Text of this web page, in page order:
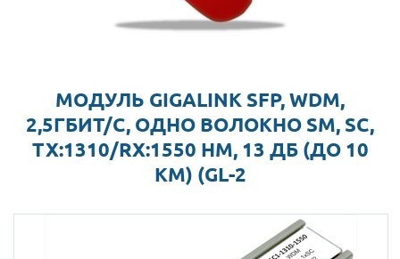
МОДУЛЬ GIGALINK SFP, WDM,
2,5ГБИТ/С, ОДНО ВОЛОКНО SM, SC,
TX:1310/RX:1550 НМ, 13 ДБ (ДО 10
КМ) (GL-2